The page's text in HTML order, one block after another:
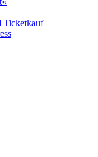
Ticketkauf